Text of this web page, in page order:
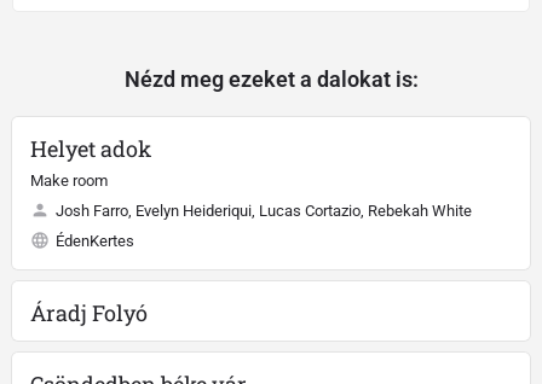
Nézd meg ezeket a dalokat is:
Helyet adok
Make room
Josh Farro, Evelyn Heideriqui, Lucas Cortazio, Rebekah White
ÉdenKertes
Áradj Folyó